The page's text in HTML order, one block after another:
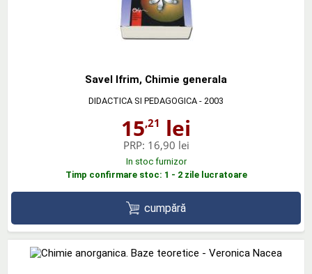
Savel Ifrim, Chimie generala
DIDACTICA SI PEDAGOGICA - 2003
15,21 lei
PRP: 16,90 lei
In stoc furnizor
Timp confirmare stoc: 1 - 2 zile lucratoare
cumpără